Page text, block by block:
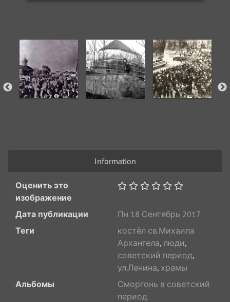
Information
Оценить это
изображение
Дата публикации
Пн 18 Сентябрь 2017
Теги
костёл св.Михаила
Архангела, люди,
советский период,
ул.Ленина, храмы
Альбомы
Сморгонь в советский
период